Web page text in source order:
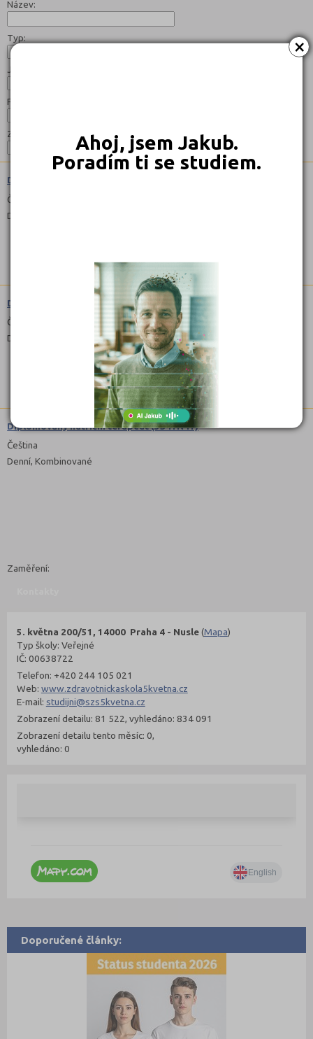
×
Ahoj, jsem Jakub.
Poradím ti se studiem.
Název:
Typ:
Jazyk:
Forma:
Zaměření:
Diplomovaná dětská sestra (5341N51)
Čeština
Denní, Kombinované
Diplomovaná všeobecná sestra (5341N11)
Čeština
Denní, Kombinované
Diplomovaný nutriční terapeut (5341N41)
Čeština
Denní, Kombinované
Zaměření:
5. května 200/51, 14000 Praha 4 - Nusle(Mapa)
Typ školy: Veřejné
IČ: 00638722
Telefon: +420 244 105 021
Web: www.zdravotnickaskola5kvetna.cz
E-mail: studijni@szs5kvetna.cz
Zobrazení detailu: 81 522, vyhledáno: 834 091
Zobrazení detailu tento měsíc: 0,
vyhledáno: 0
Doporučené články: